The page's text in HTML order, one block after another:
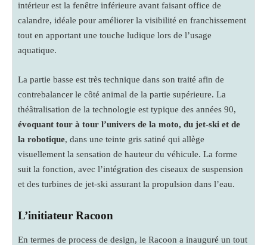
intérieur est la fenêtre inférieure avant faisant office de
calandre, idéale pour améliorer la visibilité en franchissement
tout en apportant une touche ludique lors de l’usage
aquatique.
La partie basse est très technique dans son traité afin de
contrebalancer le côté animal de la partie supérieure. La
théâtralisation de la technologie est typique des années 90,
évoquant tour à tour l’univers de la moto, du jet-ski et de
la robotique, dans une teinte gris satiné qui allège
visuellement la sensation de hauteur du véhicule. La forme
suit la fonction, avec l’intégration des ciseaux de suspension
et des turbines de jet-ski assurant la propulsion dans l’eau.
L’initiateur Racoon
En termes de process de design, le Racoon a inauguré un tout